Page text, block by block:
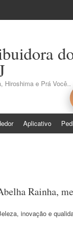
Hiroshima e Prá Você..
Aplicativo
Rainha,
inovação e